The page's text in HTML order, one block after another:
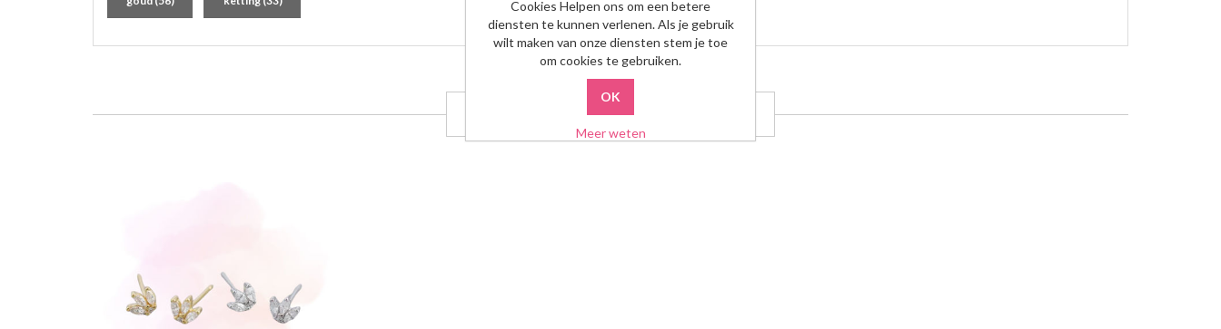
GERELATEERDE PRODUCTEN
Cookies Helpen ons om een betere
diensten te kunnen verlenen. Als je gebruik
wilt maken van onze diensten stem je toe
om cookies te gebruiken.
Meer weten